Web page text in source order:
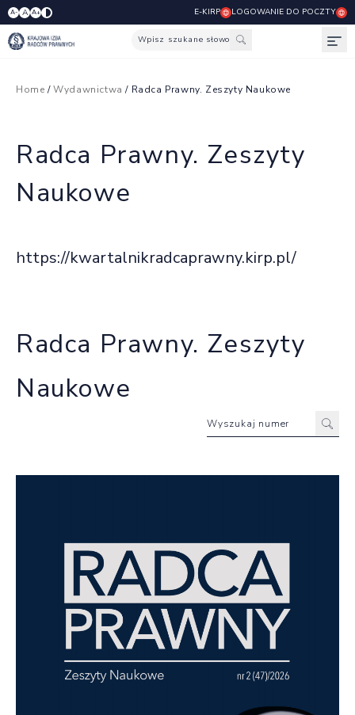
A- A A+ E-KIRP LOGOWANIE DO POCZTY
Wpisz szukane słowo
Home /Wydawnictwa / Radca Prawny. Zeszyty Naukowe
Radca Prawny. Zeszyty
Naukowe
https://kwartalnikradcaprawny.kirp.pl/
Radca Prawny. Zeszyty
Naukowe
Wyszukaj numer